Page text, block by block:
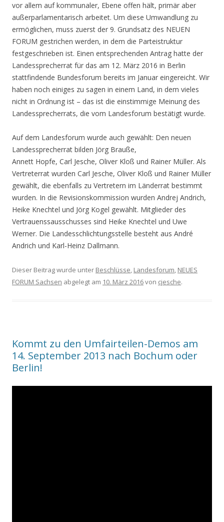
vor allem auf kommunaler, Ebene offen hält, primär aber
außerparlamentarisch arbeitet. Um diese Umwandlung zu
ermöglichen, muss zuerst der 9. Grundsatz des NEUEN
FORUM gestrichen werden, in dem die Parteistruktur
festgeschrieben ist. Einen entsprechenden Antrag hatte der
Landessprecherrat für das am 12. März 2016 in Berlin
stattfindende Bundesforum bereits im Januar eingereicht. Wir
haben noch einiges zu sagen in einem Land, in dem vieles
nicht in Ordnung ist – das ist die einstimmige Meinung des
Landessprecherrats, die vom Landesforum bestätigt wurde.
Auf dem Landesforum wurde auch gewählt: Den neuen
Landessprecherrat bilden Jörg Brauße,
Annett Hopfe, Carl Jesche, Oliver Kloß und Rainer Müller. Als
Vertreterrat wurden Carl Jesche, Oliver Kloß und Rainer Müller
gewählt, die ebenfalls zu Vertretern im Länderrat bestimmt
wurden. In die Revisionskommission wurden Andrej Andrich,
Heike Knechtel und Jörg Kogel gewählt. Mitglieder des
Vertrauenssausschusses sind Heike Knechtel und Uwe
Werner. Die Landesschlichtungsstelle besteht aus André
Andrich und Karl-Heinz Dallmann.
Dieser Beitrag wurde unter Beschlüsse, Landesforum, NEUES
FORUM Sachsen abgelegt am 10. März 2016von cjesche.
Kommt zu den ‪Umfairteilen‬-Demos am
14. September 2013 nach Bochum oder
Berlin!